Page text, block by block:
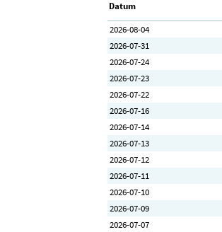
Datum
2026-08-04
2026-07-31
2026-07-24
2026-07-23
2026-07-22
2026-07-16
2026-07-14
2026-07-13
2026-07-12
2026-07-11
2026-07-10
2026-07-09
2026-07-07